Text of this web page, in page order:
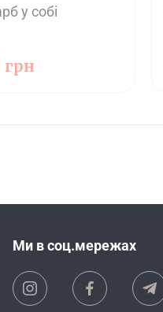
у собі
грн
Ми в соц.мережах